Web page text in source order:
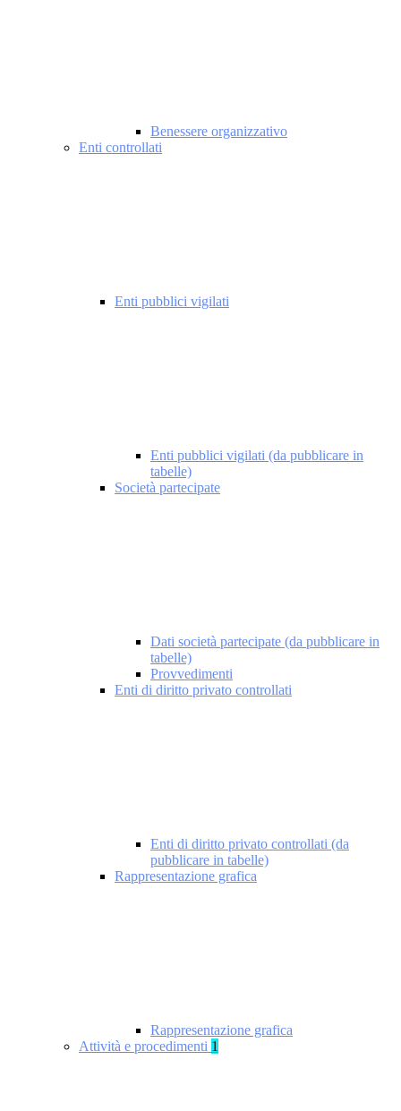
Benessere organizzativo
Enti controllati
Enti pubblici vigilati
Enti pubblici vigilati (da pubblicare in
tabelle)
Società partecipate
Dati società partecipate (da pubblicare in
tabelle)
Provvedimenti
Enti di diritto privato controllati
Enti di diritto privato controllati (da
pubblicare in tabelle)
Rappresentazione grafica
Rappresentazione grafica
Attività e procedimenti 1